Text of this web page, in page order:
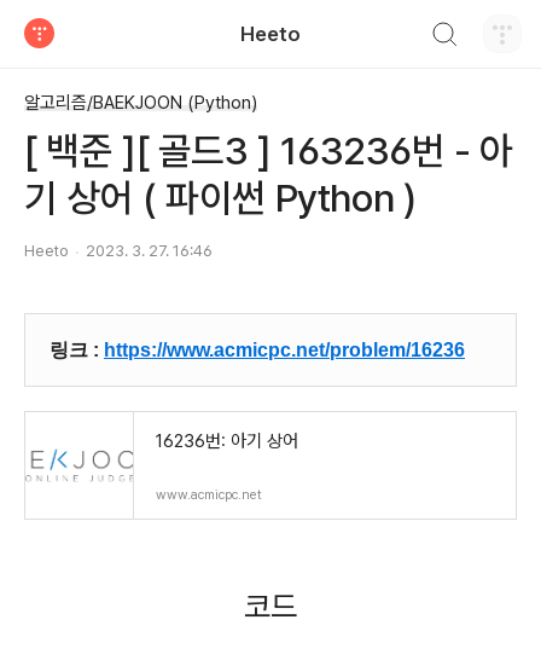
Heeto
알고리즘/BAEKJOON (Python)
[ 백준 ][ 골드3 ] 163236번 - 아
기 상어 ( 파이썬 Python )
Heeto 2023. 3. 27. 16:46
링크 : https://www.acmicpc.net/problem/16236
16236번: 아기 상어
www.acmicpc.net
코드